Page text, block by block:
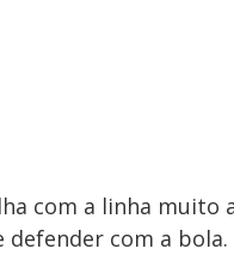
com a linha
defender com a bola.